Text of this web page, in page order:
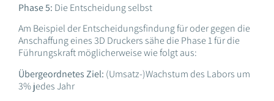
Phase 5: Die Entscheidung selbst
Am Beispiel der Entscheidungsfindung für oder gegen die
Anschaffung eines 3D Druckers sähe die Phase 1 für die
Führungskraft möglicherweise wie folgt aus:
Übergeordnetes Ziel: (Umsatz-)Wachstum des Labors um
3% jedes Jahr